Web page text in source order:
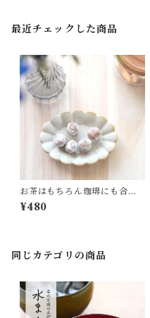
最近チェックした商品
お茶はもちろん珈琲にも合う
「巾着松露」
¥480
同じカテゴリの商品